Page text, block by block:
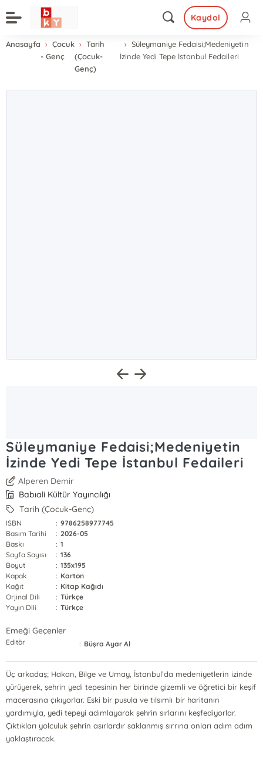
Kaydol
Anasayfa
Çocuk
- Genç
Tarih
(Çocuk-
Genç)
Süleymaniye Fedaisi;Medeniyetin
İzinde Yedi Tepe İstanbul Fedaileri
Süleymaniye Fedaisi;Medeniyetin
İzinde Yedi Tepe İstanbul Fedaileri
Alperen Demir
Babıali Kültür Yayıncılığı
Tarih (Çocuk-Genç)
ISBN : 9786258977745
Basım Tarihi
: 2026-05
Baskı
: 1
Sayfa Sayısı
: 136
Boyut
: 135x195
Kapak
: Karton
Kağıt
: Kitap Kağıdı
Orjinal Dili
: Türkçe
Yayın Dili
: Türkçe
Emeği Geçenler
Editör : Büşra Ayar Al
Üç arkadaş; Hakan, Bilge ve Umay, İstanbul’da medeniyetlerin izinde
yürüyerek, şehrin yedi tepesinin her birinde gizemli ve öğretici bir keşif
macerasına çıkıyorlar. Eski bir pusula ve tılsımlı bir haritanın
yardımıyla, yedi tepeyi adımlayarak şehrin sırlarını keşfediyorlar.
Çıktıkları yolculuk şehrin asırlardır saklanmış sırrına onları adım adım
yaklaştıracak.